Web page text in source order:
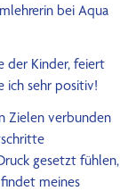
bei Aqua
der Kinder, feiert
ich sehr positiv!
Zielen verbunden
gesetzt fühlen,
findet meines